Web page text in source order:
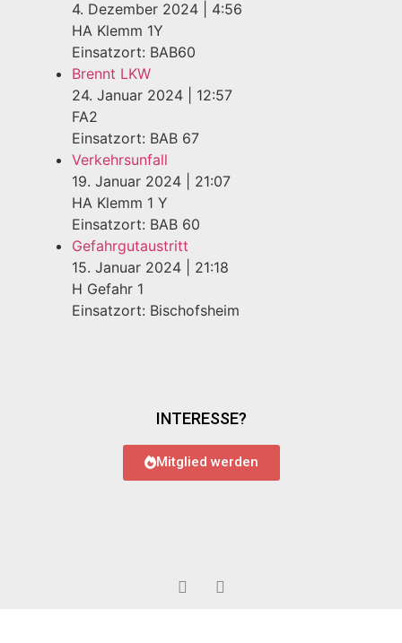
4. Dezember 2024
4:56
HA Klemm 1Y
Einsatzort: BAB60
Brennt LKW
24. Januar 2024
12:57
FA2
Einsatzort: BAB 67
Verkehrsunfall
19. Januar 2024
21:07
HA Klemm 1 Y
Einsatzort: BAB 60
Gefahrgutaustritt
15. Januar 2024
21:18
H Gefahr 1
Einsatzort: Bischofsheim
INTERESSE?
Mitglied werden